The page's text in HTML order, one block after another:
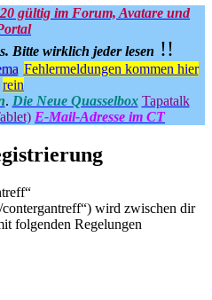
gültig im Forum, Avatare und
Bitte wirklich jeder lesen !!
Fehlermeldungen kommen hier
rein
. Die Neue Quasselbox Tapatalk
E-Mail-Adresse im CT
wird zwischen dir
folgenden Regelungen